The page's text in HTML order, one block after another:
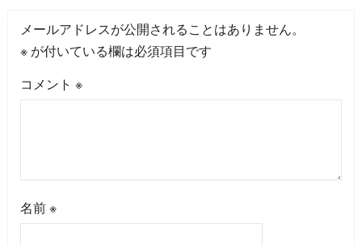
メールアドレスが公開されることはありません。
※が付いている欄は必須項目です
コメント ※
名前 ※